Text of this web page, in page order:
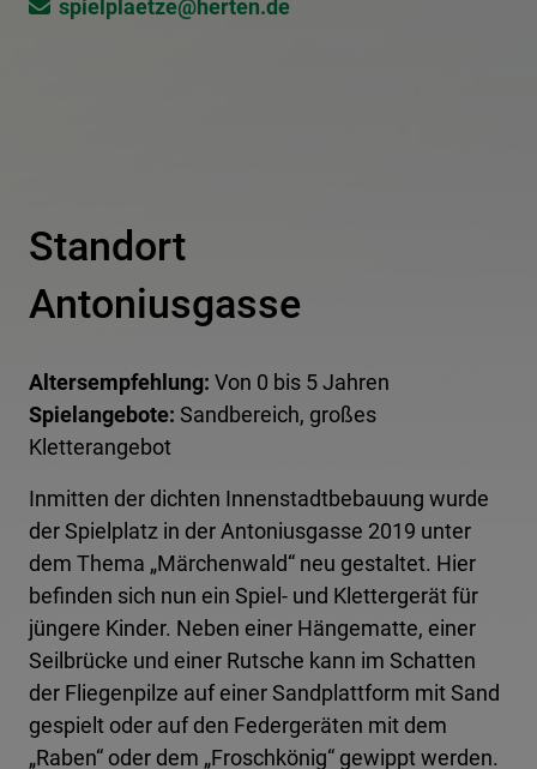
spielplaetze@​herten.de
Standort
Antoniusgasse
Altersempfehlung: Von 0 bis 5 Jahren
Spielangebote: Sandbereich, großes
Kletterangebot
Inmitten der dichten Innenstadtbebauung wurde
der Spielplatz in der Antoniusgasse 2019 unter
dem Thema „Märchenwald“ neu gestaltet. Hier
befinden sich nun ein Spiel- und Klettergerät für
jüngere Kinder. Neben einer Hängematte, einer
Seilbrücke und einer Rutsche kann im Schatten
der Fliegenpilze auf einer Sandplattform mit Sand
gespielt oder auf den Federgeräten mit dem
„Raben“ oder dem „Froschkönig“ gewippt werden.